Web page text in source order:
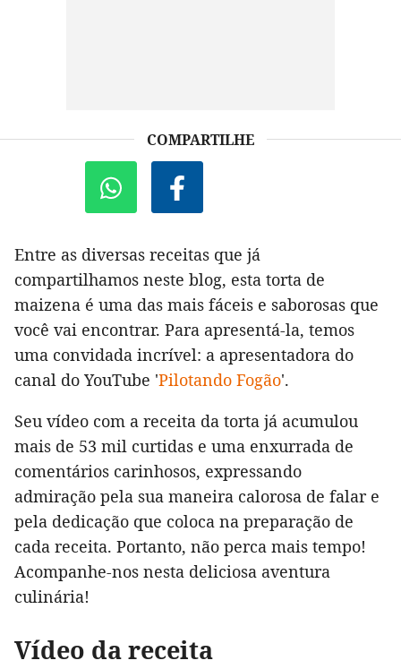
COMPARTILHE
Entre as diversas receitas que já
compartilhamos neste blog, esta torta de
maizena é uma das mais fáceis e saborosas que
você vai encontrar. Para apresentá-la, temos
uma convidada incrível: a apresentadora do
canal do YouTube 'Pilotando Fogão'.
Seu vídeo com a receita da torta já acumulou
mais de 53 mil curtidas e uma enxurrada de
comentários carinhosos, expressando
admiração pela sua maneira calorosa de falar e
pela dedicação que coloca na preparação de
cada receita. Portanto, não perca mais tempo!
Acompanhe-nos nesta deliciosa aventura
culinária!
Vídeo da receita